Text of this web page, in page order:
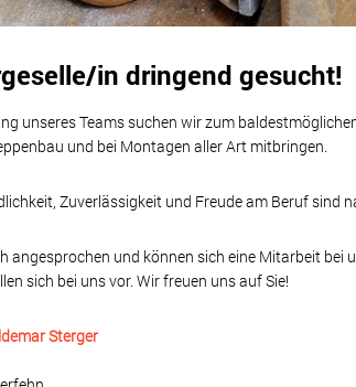
in dringend gesucht!
unseres Teams suchen wir zum
und bei Montagen aller Art mitbringen.
Zuverlässigkeit und Freude am Beruf sind
angesprochen und können sich eine Mitarbeit
sich bei uns vor. Wir freuen uns auf Sie!
Sterger